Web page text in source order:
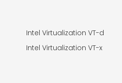
Intel Virtualization VT-d
Intel Virtualization VT-x